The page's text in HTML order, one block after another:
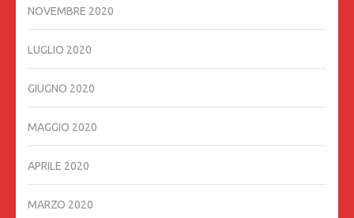
NOVEMBRE 2020
LUGLIO 2020
GIUGNO 2020
MAGGIO 2020
APRILE 2020
MARZO 2020